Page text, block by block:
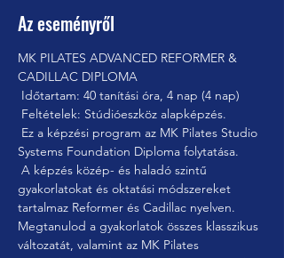
Az eseményről
MK PILATES ADVANCED REFORMER &
CADILLAC DIPLOMA
Időtartam: 40 tanítási óra, 4 nap (4 nap)
Feltételek: Stúdióeszköz alapképzés.
Systems Foundation Diploma folytatása.
gyakorlatokat és oktatási módszereket
tartalmaz Reformer és Cadillac nyelven.
Megtanulod a gyakorlatok összes klasszikus
változatát, valamint az MK Pilates